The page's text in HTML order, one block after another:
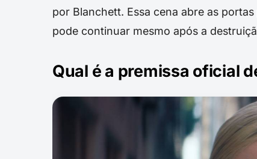
por Blanchett. Essa cena abre as
pode continuar mesmo após a
Qual é a premissa oficial